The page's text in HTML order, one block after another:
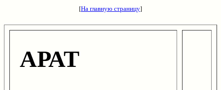
[На главную страницу]
АРАТ